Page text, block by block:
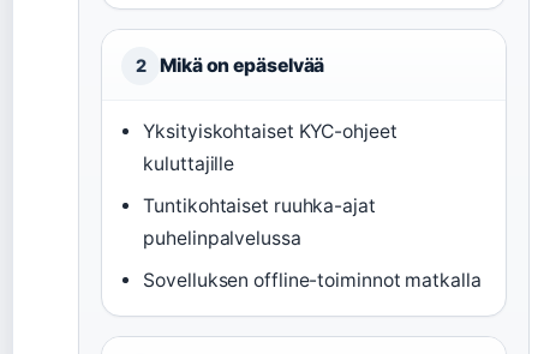
2 Mikä on epäselvää
Yksityiskohtaiset KYC-ohjeet
kuluttajille
Tuntikohtaiset ruuhka-ajat
puhelinpalvelussa
Sovelluksen offline-toiminnot matkalla